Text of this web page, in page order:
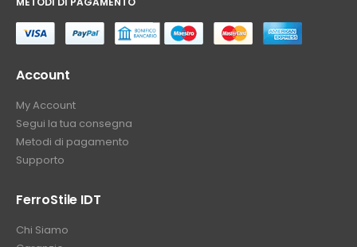
Account
My Account
Segui la tua consegna
Metodi di pagamento
Supporto
FerroStile IDT
Chi Siamo